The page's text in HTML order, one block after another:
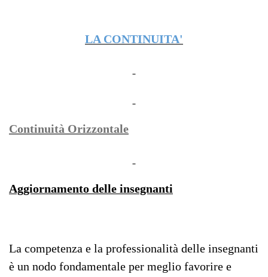
LA CONTINUITA'
Continuità Orizzontale
Aggiornamento delle insegnanti
La competenza e la professionalità delle insegnanti
è un nodo fondamentale per meglio favorire e